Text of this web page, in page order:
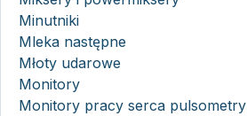
Minutniki
Mleka następne
Młoty udarowe
Monitory
Monitory pracy serca pulsometry